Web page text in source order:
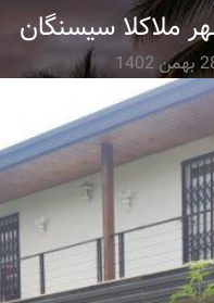
ملاکلا سیسنگان